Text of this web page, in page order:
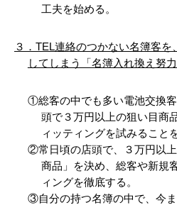
工夫を始める。
３．TEL連絡のつかない名簿客
してしまう「名簿入れ換え努力
①総客の中でも多い電池交換
頭で３万円以上の狙い目商
ィッティングを試みること
②常日頃の店頭で、３万円以
商品」を決め、総客や新規
ィングを徹底する。
③自分の持つ名簿の中で、今